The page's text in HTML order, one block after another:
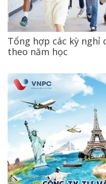
Tổng hợp các kỳ nghỉ
theo năm học